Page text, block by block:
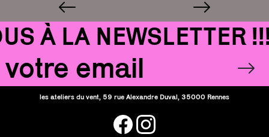
À LA NEWSLETTER !!!
Email
les ateliers du vent, 59 rue Alexandre Duval, 35000 Rennes
facebookinstagram